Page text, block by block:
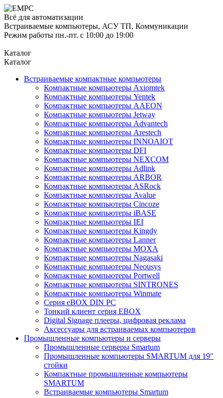
Всё для автоматизации
Встраиваемые компьютеры, АСУ ТП, Коммуникации
Режим работы пн.-пт. с 10:00 до 19:00
Каталог
Каталог
Встраиваемые компактные компьютеры
Компактные компьютеры Axiomtek
Компактные компьютеры Yentek
Компактные компьютеры AAEON
Компактные компьютеры Jetway
Компактные компьютеры Advantech
Компактные компьютеры Arestech
Компактные компьютеры INNOAIOT
Компактные компьютеры DFI
Компактные компьютеры NEXCOM
Компактные компьютеры Adlink
Компактные компьютеры ARBOR
Компактные компьютеры ASRock
Компактные компьютеры Avalue
Компактные компьютеры Cincoze
Компактные компьютеры iBASE
Компактные компьютеры IEI
Компактные компьютеры Kingdy
Компактные компьютеры Lanner
Компактные компьютеры MOXA
Компактные компьютеры Nagasaki
Компактные компьютеры Neousys
Компактные компьютеры Portwell
Компактные компьютеры SINTRONES
Компактные компьютеры Winmate
Серия eBOX DIN PC
Тонкий клиент серия EBOX
Digital Signage плееры, цифровая реклама
Аксессуары для встраиваемых компьютеров
Промышленные компьютеры и серверы
Промышленные серверы Smartum
Промышленные компьютеры SMARTUM для 19"
стойки
Компактные промышленные компьютеры
SMARTUM
Встраиваемые компьютеры Smartum